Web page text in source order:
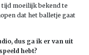
moeilijk bekend te
dat het balletje gaat
dus ga ik er van uit
hebt?